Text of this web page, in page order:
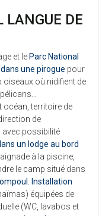
LANGUE DE
et le Parc National
une pirogue pour
oiseaux où nidifient de
océan, territoire de
de
avec possibilité
un lodge au bord
à la piscine,
le camp situé dans
Installation
équipées de
(WC, lavabos et